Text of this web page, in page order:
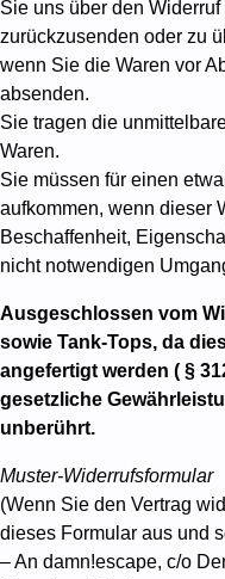
Sie uns über den
zurückzusenden oder zu
wenn Sie die Waren vor
absenden.
Sie tragen die
Waren.
Sie müssen für einen
aufkommen, wenn dieser
Beschaffenheit,
nicht notwendigen
Ausgeschlossen vom
sowie Tank-Tops, da
angefertigt werden ( §
gesetzliche
unberührt.
Muster-Widerrufsformular
(Wenn Sie den Vertrag
dieses Formular aus und
– An damn!escape, c/o